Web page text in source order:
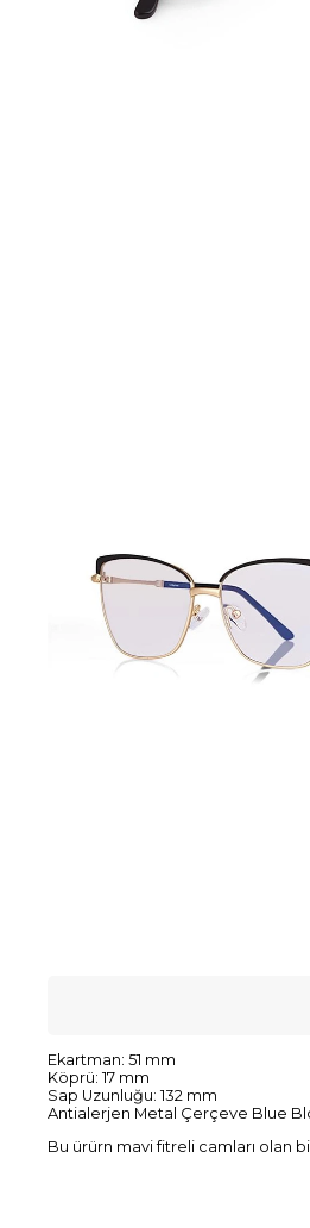
Ekartman: 51 mm
Köprü: 17 mm
Sap Uzunluğu: 132 mm
Antialerjen Metal Çerçeve Blue
Bu ürürn mavi fitreli camları olan